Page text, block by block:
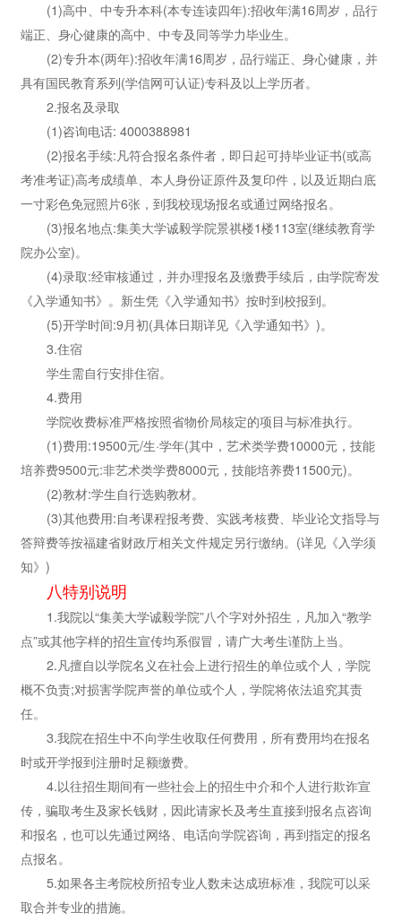
(1)高中、中专升本科(本专连读四年):招收年满16周岁，品行
端正、身心健康的高中、中专及同等学力毕业生。
(2)专升本(两年):招收年满16周岁，品行端正、身心健康，并
具有国民教育系列(学信网可认证)专科及以上学历者。
2.报名及录取
(1)咨询电话: 4000388981
(2)报名手续:凡符合报名条件者，即日起可持毕业证书(或高
考准考证)高考成绩单、本人身份证原件及复印件，以及近期白底
一寸彩色免冠照片6张，到我校现场报名或通过网络报名。
(3)报名地点:集美大学诚毅学院景祺楼1楼113室(继续教育学
院办公室)。
(4)录取:经审核通过，并办理报名及缴费手续后，由学院寄发
《入学通知书》。新生凭《入学通知书》按时到校报到。
(5)开学时间:9月初(具体日期详见《入学通知书》)。
3.住宿
学生需自行安排住宿。
4.费用
学院收费标准严格按照省物价局核定的项目与标准执行。
(1)费用:19500元/生·学年(其中，艺术类学费10000元，技能
培养费9500元:非艺术类学费8000元，技能培养费11500元)。
(2)教材:学生自行选购教材。
(3)其他费用:自考课程报考费、实践考核费、毕业论文指导与
答辩费等按福建省财政厅相关文件规定另行缴纳。(详见《入学须
知》)
八特别说明
1.我院以“集美大学诚毅学院”八个字对外招生，凡加入“教学
点”或其他字样的招生宣传均系假冒，请广大考生谨防上当。
2.凡擅自以学院名义在社会上进行招生的单位或个人，学院
概不负责;对损害学院声誉的单位或个人，学院将依法追究其责
任。
3.我院在招生中不向学生收取任何费用，所有费用均在报名
时或开学报到注册时足额缴费。
4.以往招生期间有一些社会上的招生中介和个人进行欺诈宣
传，骗取考生及家长钱财，因此请家长及考生直接到报名点咨询
和报名，也可以先通过网络、电话向学院咨询，再到指定的报名
点报名。
5.如果各主考院校所招专业人数未达成班标准，我院可以采
取合并专业的措施。